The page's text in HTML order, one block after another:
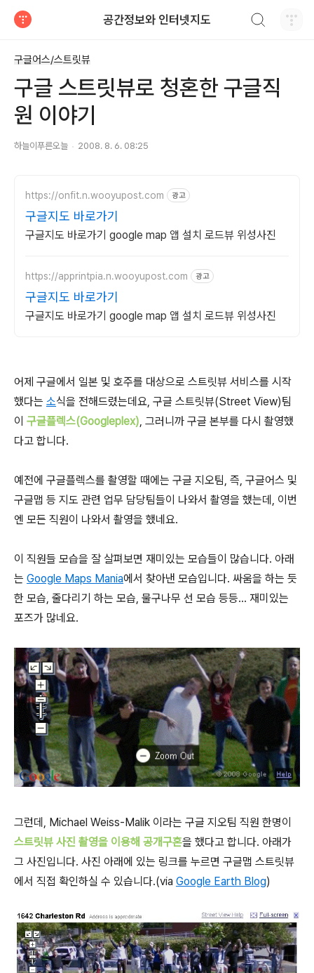
공간정보와 인터넷지도
구글어스/스트릿뷰
구글 스트릿뷰로 청혼한 구글직
원 이야기
하늘이푸른오늘 2008. 8. 6. 08:25
https://onfit.n.wooyupost.com 광고
구글지도 바로가기
구글지도 바로가기 google map 앱 설치 로드뷰 위성사진
https://apprintpia.n.wooyupost.com 광고
구글지도 바로가기
구글지도 바로가기 google map 앱 설치 로드뷰 위성사진
어제 구글에서 일본 및 호주를 대상으로 스트릿뷰 서비스를 시작
했다는 소식을 전해드렸는데요, 구글 스트릿뷰(Street View)팀
이 구글플렉스(Googleplex), 그러니까 구글 본부를 다시 촬영했
다고 합니다.
예전에 구글플렉스를 촬영할 때에는 구글 지오팀, 즉, 구글어스 및
구글맵 등 지도 관련 업무 담당팀들이 나와서 촬영을 했는데, 이번
엔 모든 직원이 나와서 촬영을 했네요.
이 직원들 모습을 잘 살펴보면 재미있는 모습들이 많습니다. 아래
는 Google Maps Mania에서 찾아낸 모습입니다. 싸움을 하는 듯
한 모습, 줄다리기 하는 모습, 물구나무 선 모습 등등... 재미있는
포즈가 많네요.
그런데, Michael Weiss-Malik 이라는 구글 지오팀 직원 한명이
스트릿뷰 사진 촬영을 이용해 공개구혼을 했다고 합니다. 아래가
그 사진입니다. 사진 아래에 있는 링크를 누르면 구글맵 스트릿뷰
에서 직접 확인하실 수 있습니다.(via Google Earth Blog)